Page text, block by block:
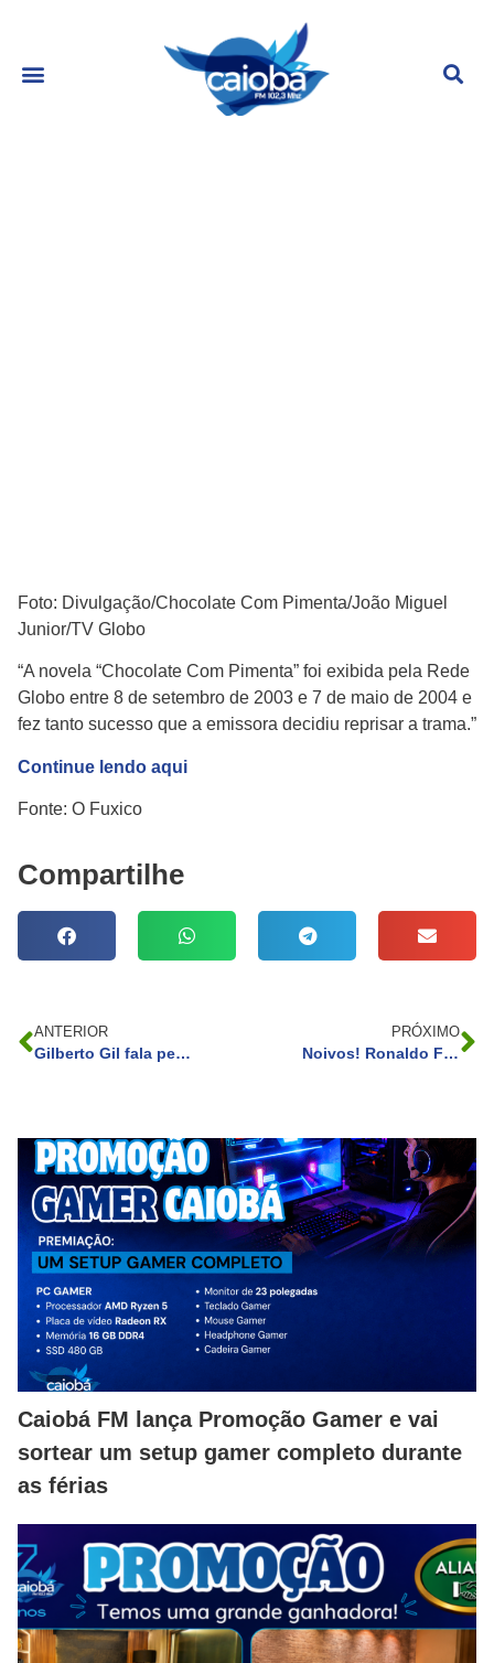
Foto: Divulgação/Chocolate Com Pimenta/João Miguel
Junior/TV Globo
“A novela “Chocolate Com Pimenta” foi exibida pela Rede
Globo entre 8 de setembro de 2003 e 7 de maio de 2004 e
fez tanto sucesso que a emissora decidiu reprisar a trama.”
Continue lendo aqui
Fonte: O Fuxico
Compartilhe
ANTERIOR
Gilberto Gil fala pela primeira vez após Preta Gil revelar câncer no intestino
PRÓXIMO
Noivos! Ronaldo Fenômeno pede Celina Locks em casamento
Caiobá FM lança Promoção Gamer e vai
sortear um setup gamer completo durante
as férias